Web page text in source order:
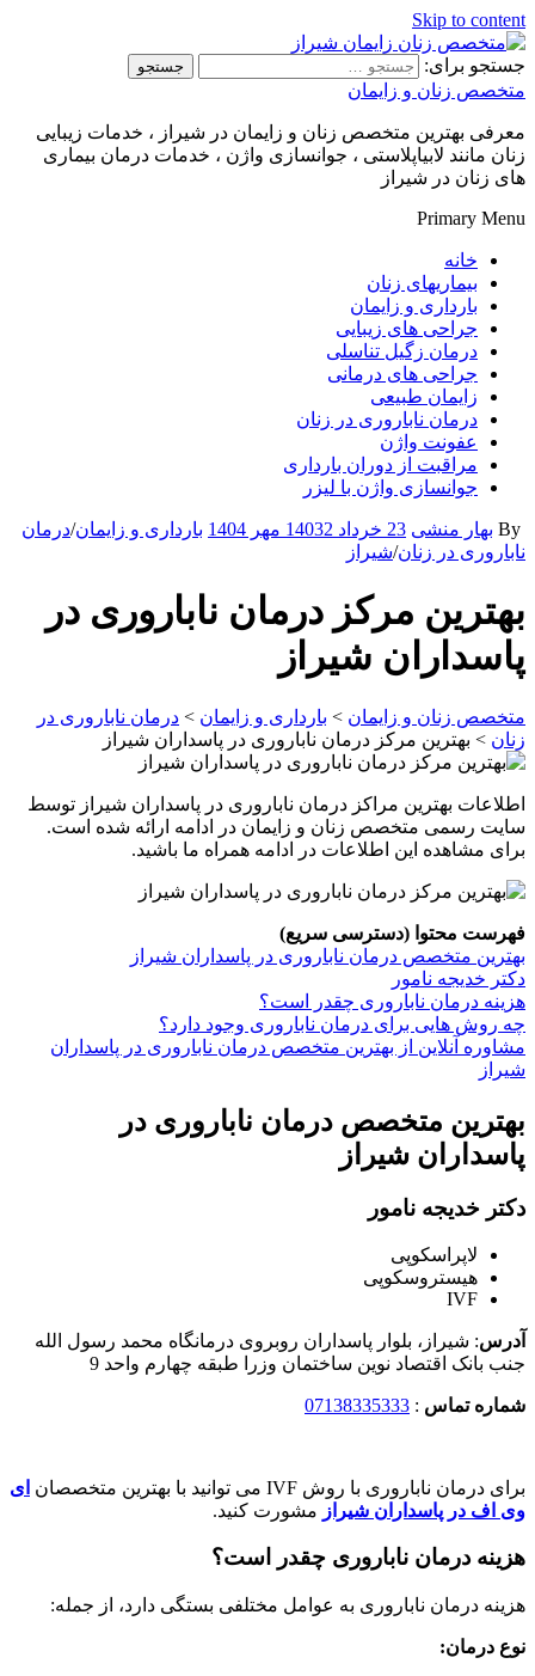
Skip to content
جستجو برای:
متخصص زنان و زایمان
معرفی بهترین متخصص زنان و زایمان در شیراز ، خدمات زیبایی
زنان مانند لابیاپلاستی ، جوانسازی واژن ، خدمات درمان بیماری
های زنان در شیراز
Primary Menu
خانه
بیماریهای زنان
بارداری و زایمان
جراحی های زیبایی
درمان زگیل تناسلی
جراحی های درمانی
زایمان طبیعی
درمان ناباروری در زنان
عفونت واژن
مراقبت از دوران بارداری
جوانسازی واژن با لیزر
بهار منشی 23 خرداد 1403 2 مهر 1404 بارداری و زایمان/درمان
ناباروری در زنان/شیراز
بهترین مرکز درمان ناباروری در
پاسداران شیراز
متخصص زنان و زایمان > بارداری و زایمان > درمان ناباروری در
زنان > بهترین مرکز درمان ناباروری در پاسداران شیراز
اطلاعات بهترین مراکز درمان ناباروری در پاسداران شیراز توسط
سایت رسمی متخصص زنان و زایمان در ادامه ارائه شده است.
برای مشاهده این اطلاعات در ادامه همراه ما باشید.
فهرست محتوا (دسترسی سریع)
بهترین متخصص درمان ناباروری در پاسداران شیراز
دکتر خدیجه نامور
هزینه درمان ناباروری چقدر است؟
چه روش هایی برای درمان ناباروری وجود دارد؟
مشاوره آنلاین از بهترین متخصص درمان ناباروری در پاسداران
شیراز
بهترین متخصص درمان ناباروری در
پاسداران شیراز
دکتر خدیجه نامور
لاپراسکوپی
هیستروسکوپی
IVF
آدرس: شیراز، بلوار پاسداران روبروی درمانگاه محمد رسول الله
جنب بانک اقتصاد نوین ساختمان وزرا طبقه چهارم واحد 9
شماره تماس :
07138335333
برای درمان ناباروری با روش IVF می توانید با بهترین متخصصان
ای
وی اف در پاسداران شیراز مشورت کنید.
هزینه درمان ناباروری چقدر است؟
هزینه درمان ناباروری به عوامل مختلفی بستگی دارد، از جمله:
نوع درمان: